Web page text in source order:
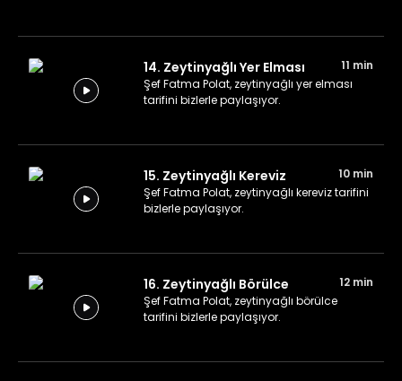
14. Zeytinyağlı Yer Elması
11 min
Şef Fatma Polat, zeytinyağlı yer elması
tarifini bizlerle paylaşıyor.
15. Zeytinyağlı Kereviz
10 min
Şef Fatma Polat, zeytinyağlı kereviz tarifini
bizlerle paylaşıyor.
16. Zeytinyağlı Börülce
12 min
Şef Fatma Polat, zeytinyağlı börülce
tarifini bizlerle paylaşıyor.